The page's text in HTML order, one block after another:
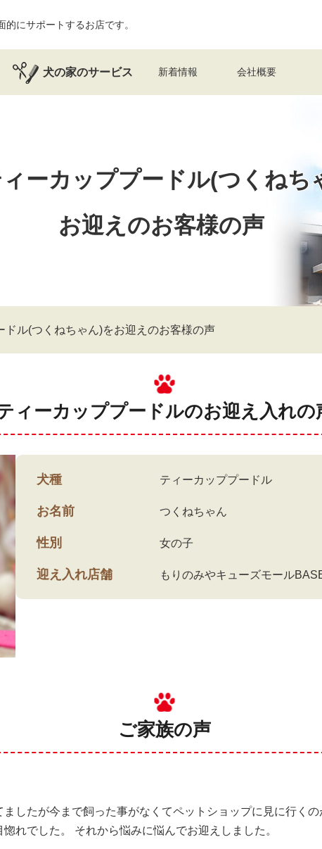
にサポートするお店です。
犬の家のサービス 新着情報 会社概要
ーカッププードル(つくねち
お迎えのお客様の声
ドル(つくねちゃん)をお迎えのお客様の声
ィーカッププードルのお迎え入れの
犬種 ティーカッププードル
お名前 つくねちゃん
性別 女の子
迎え入れ店舗 もりのみやキューズモール
ご家族の声
したが今まで飼った事がなくてペットショップに見に行く
れでした。 それから悩みに悩んでお迎えしました。